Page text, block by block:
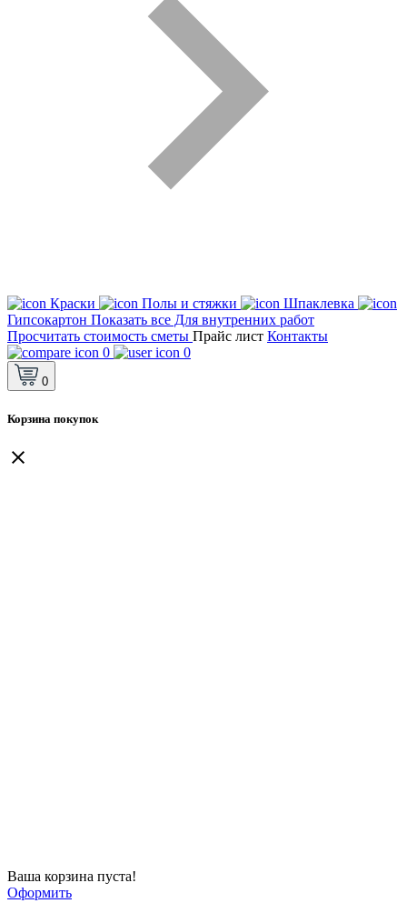
Краски Полы и стяжки
Шпаклевка
Гипсокартон Показать все Для внутренних работ
Просчитать стоимость сметы Прайс лист Контакты
0
0
0
Корзина покупок
Ваша корзина пуста!
Оформить